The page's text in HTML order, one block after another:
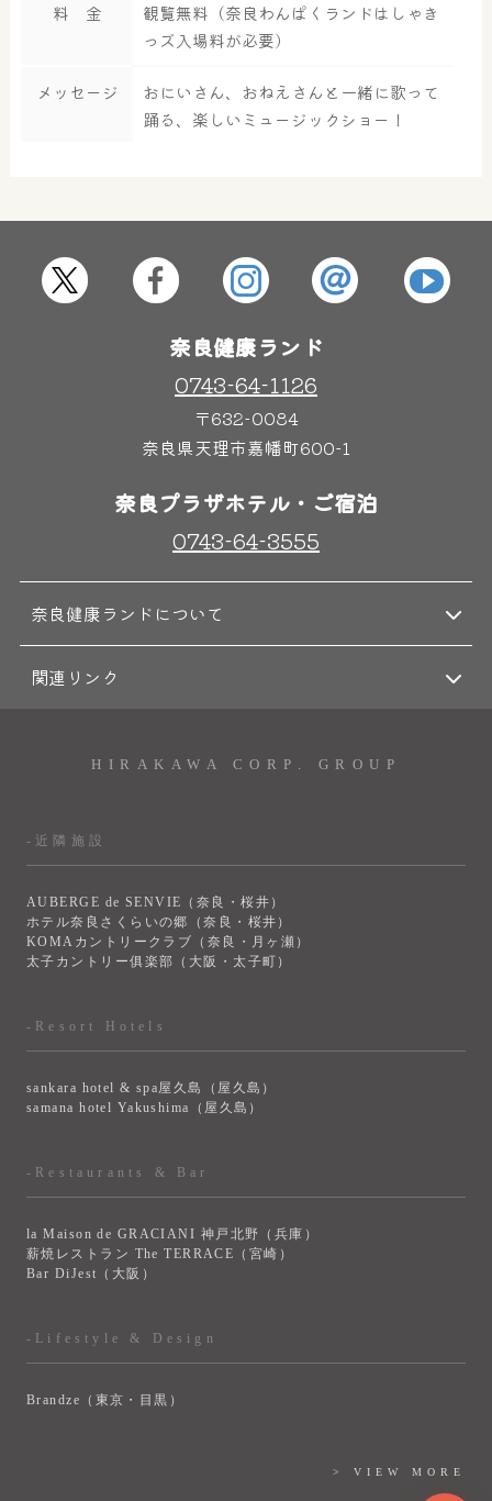
はしゃきっズ
料 金
観覧無料（奈良わんぱくランドはしゃき
っズ入場料が必要）
メッセージ
おにいさん、おねえさんと一緒に歌って
踊る、楽しいミュージックショー！
奈良健康ランド
0743-64-1126
〒632-0084
奈良県天理市嘉幡町600-1
奈良プラザホテル・ご宿泊
0743-64-3555
奈良健康ランドについて
関連リンク
HIRAKAWA CORP. GROUP
-近隣施設
AUBERGE de SENVIE（奈良・桜井）
ホテル奈良さくらいの郷（奈良・桜井）
KOMAカントリークラブ（奈良・月ヶ瀬）
太子カントリー俱楽部（大阪・太子町）
-Resort Hotels
sankara hotel & spa屋久島（屋久島）
samana hotel Yakushima（屋久島）
-Restaurants & Bar
la Maison de GRACIANI 神戸北野（兵庫）
薪焼レストラン The TERRACE（宮崎）
Bar DiJest（大阪）
-Lifestyle & Design
Brandze（東京・目黒）
> VIEW MORE